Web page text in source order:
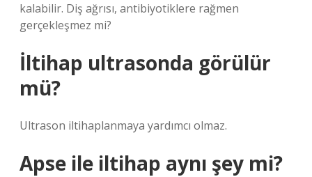
kalabilir. Diş ağrısı, antibiyotiklere rağmen
gerçekleşmez mi?
İltihap ultrasonda görülür
mü?
Ultrason iltihaplanmaya yardımcı olmaz.
Apse ile iltihap aynı şey mi?